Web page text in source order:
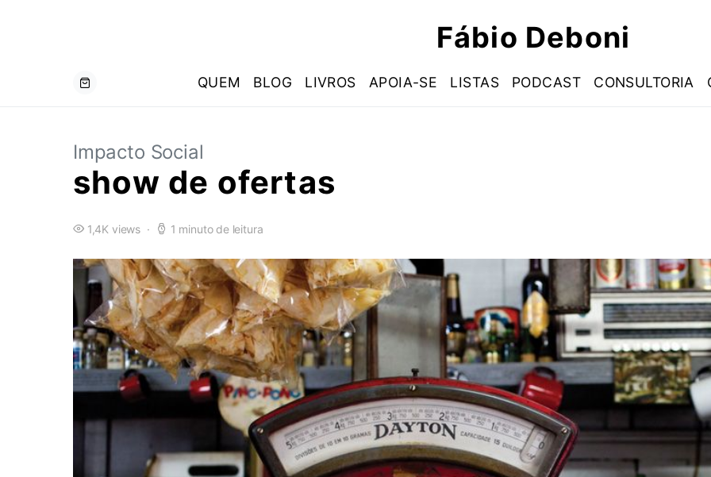
Fábio Deboni
QUEM BLOG LIVROS APOIA-SE LISTAS PODCAST CONSULTORIA
Impacto Social
show de ofertas
1,4K views 1 minuto de leitura